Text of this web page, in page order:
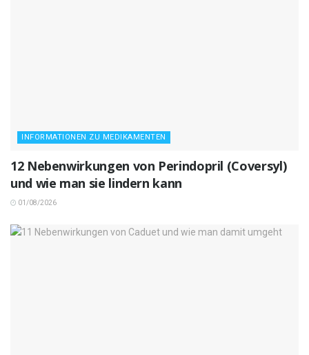
INFORMATIONEN ZU MEDIKAMENTEN
12 Nebenwirkungen von Perindopril (Coversyl)
und wie man sie lindern kann
01/08/2026